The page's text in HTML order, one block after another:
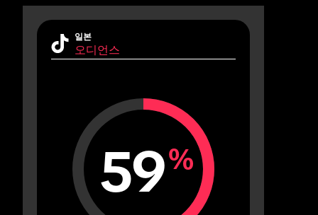
일본
오디언스
59%